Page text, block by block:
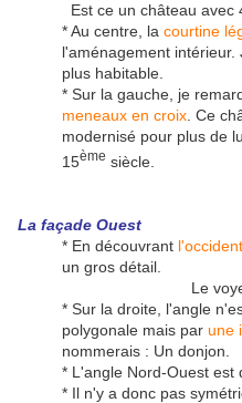
Est ce un château
* Au centre, la courtine
l'aménagement
plus habitable.
* Sur la gauche, je
meneaux en croix . Ce
modernisé pour plus de
15ème siècle.
La façade Ouest
* En découvrant
un gros détail.
Le
* Sur la droite, l'angle
polygonale mais par une
nommerais : Un donjon.
* L'angle Nord-Ouest est
* Il n'y a donc pas